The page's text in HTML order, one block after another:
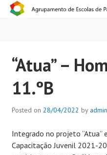
ESCOLAS
“Atua” –
11.ºB
Posted on 28/04/2022 by admin
Integrado no projeto “Atua”
Capacitação Juvenil 2021-